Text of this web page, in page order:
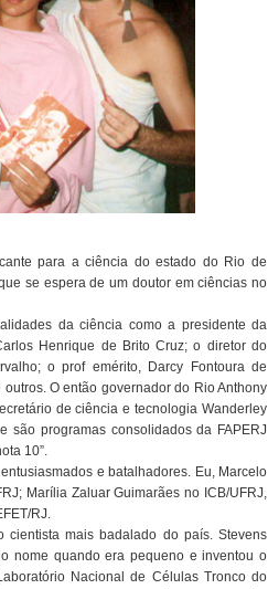
para a ciência do estado do Rio de
se espera de um doutor em ciências no
da ciência como a presidente da
Henrique de Brito Cruz; o diretor do
o prof emérito, Darcy Fontoura de
O então governador do Rio Anthony
de ciência e tecnologia Wanderley
são programas consolidados da FAPERJ
10”.
e batalhadores. Eu, Marcelo
Marília Zaluar Guimarães no ICB/UFRJ,
RJ.
mais badalado do país. Stevens
nome quando era pequeno e inventou o
Nacional de Células Tronco do